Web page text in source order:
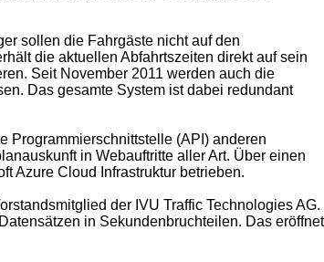
sollen die Fahrgäste nicht auf den
die aktuellen Abfahrtszeiten direkt auf sein
Seit November 2011 werden auch die
Das gesamte System ist dabei redundant
Programmierschnittstelle (API) anderen
in Webauftritte aller Art. Über einen
Azure Cloud Infrastruktur betrieben.
der IVU Traffic Technologies AG.
in Sekundenbruchteilen. Das eröffnet